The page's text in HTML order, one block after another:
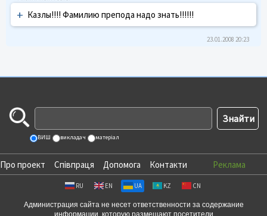
+ Казлы!!!! Фамилию препода надо знать!!!!!!
23.01.2008 20:23
ВИШ викладач матеріал
Про проект Співпраця Допомога Контакти Реклама
RU EN UA KZ CN
Администрация сайта не несет ответственности за содержание